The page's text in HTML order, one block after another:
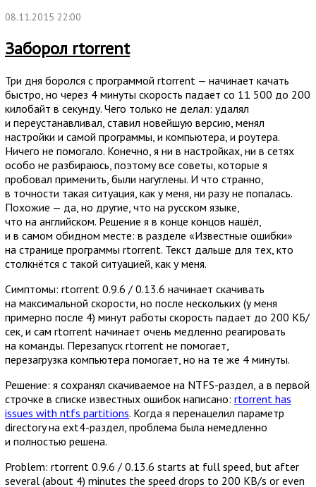
08.11.2015 22:00
Заборол rtorrent
Три дня боролся с программой rtorrent — начинает качать
быстро, но через 4 минуты скорость падает со 11 500 до 200
килобайт в секунду. Чего только не делал: удалял
и переустанавливал, ставил новейшую версию, менял
настройки и самой программы, и компьютера, и роутера.
Ничего не помогало. Конечно, я ни в настройках, ни в сетях
особо не разбираюсь, поэтому все советы, которые я
пробовал применить, были нагуглены. И что странно,
в точности такая ситуация, как у меня, ни разу не попалась.
Похожие — да, но другие, что на русском языке,
что на английском. Решение я в конце концов нашёл,
и в самом обидном месте: в разделе «Известные ошибки»
на странице программы rtorrent. Текст дальше для тех, кто
столкнётся с такой ситуацией, как у меня.
Симптомы: rtorrent 0.9.6 / 0.13.6 начинает скачивать
на максимальной скорости, но после нескольких (у меня
примерно после 4) минут работы скорость падает до 200 КБ/
сек, и сам rtorrent начинает очень медленно реагировать
на команды. Перезапуск rtorrent не помогает,
перезагрузка компьютера помогает, но на те же 4 минуты.
Решение: я сохранял скачиваемое на NTFS-раздел, а в первой
строчке в списке известных ошибок написано: rtorrent has
issues with ntfs partitions. Когда я перенацелил параметр
directory на ext4-раздел, проблема была немедленно
и полностью решена.
Problem: rtorrent 0.9.6 / 0.13.6 starts at full speed, but after
several (about 4) minutes the speed drops to 200 KB/s or even